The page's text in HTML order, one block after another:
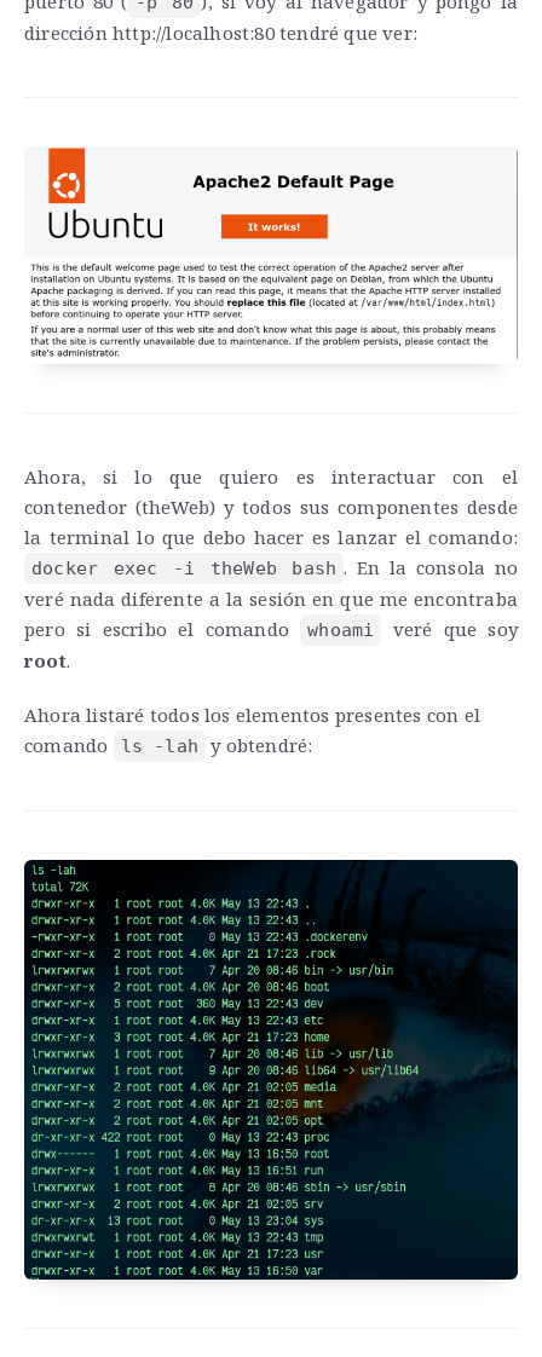
dirección http://localhost:80 tendré que ver:
Ahora, si lo que quiero es interactuar con el
contenedor (theWeb) y todos sus componentes desde
la terminal lo que debo hacer es lanzar el comando:
docker exec -i theWeb bash . En la consola no
veré nada diferente a la sesión en que me encontraba
pero si escribo el comando
whoami
veré que soy
root.
Ahora listaré todos los elementos presentes con el
comando
ls -lah y obtendré: